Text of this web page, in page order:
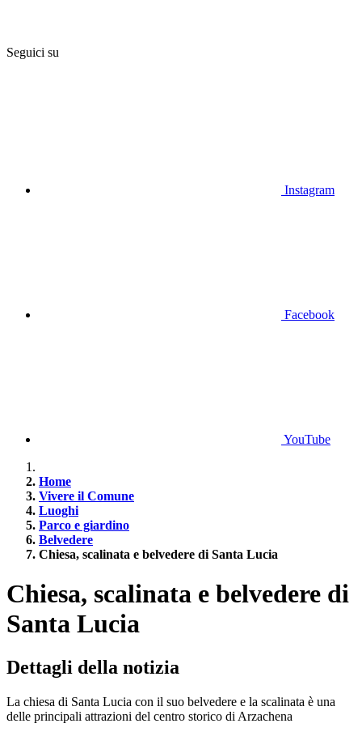
Seguici su
Instagram
Facebook
YouTube
Home
Vivere il Comune
Luoghi
Parco e giardino
Belvedere
Chiesa, scalinata e belvedere di Santa Lucia
Chiesa, scalinata e belvedere di
Santa Lucia
Dettagli della notizia
La chiesa di Santa Lucia con il suo belvedere e la scalinata è una
delle principali attrazioni del centro storico di Arzachena